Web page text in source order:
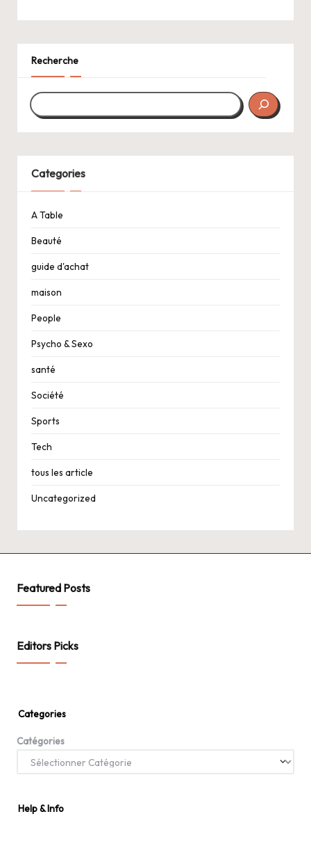
Recherche
Categories
A Table
Beauté
guide d'achat
maison
People
Psycho & Sexo
santé
Société
Sports
Tech
tous les article
Uncategorized
Featured Posts
Editors Picks
Categories
Catégories
Help & Info